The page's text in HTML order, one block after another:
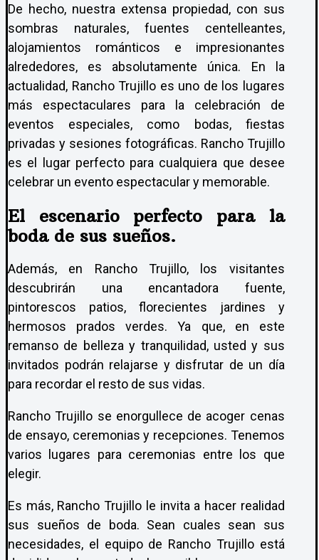
De hecho, nuestra extensa propiedad, con sus
sombras naturales, fuentes centelleantes,
alojamientos románticos e impresionantes
alrededores, es absolutamente única. En la
actualidad, Rancho Trujillo es uno de los lugares
más espectaculares para la celebración de
eventos especiales, como bodas, fiestas
privadas y sesiones fotográficas. Rancho Trujillo
es el lugar perfecto para cualquiera que desee
celebrar un evento espectacular y memorable.
El escenario perfecto para la
boda de sus sueños.
Además, en Rancho Trujillo, los visitantes
descubrirán una encantadora fuente,
pintorescos patios, florecientes jardines y
hermosos prados verdes. Ya que, en este
remanso de belleza y tranquilidad, usted y sus
invitados podrán relajarse y disfrutar de un día
para recordar el resto de sus vidas.
Rancho Trujillo se enorgullece de acoger cenas
de ensayo, ceremonias y recepciones. Tenemos
varios lugares para ceremonias entre los que
elegir.
Es más, Rancho Trujillo le invita a hacer realidad
sus sueños de boda. Sean cuales sean sus
necesidades, el equipo de Rancho Trujillo está